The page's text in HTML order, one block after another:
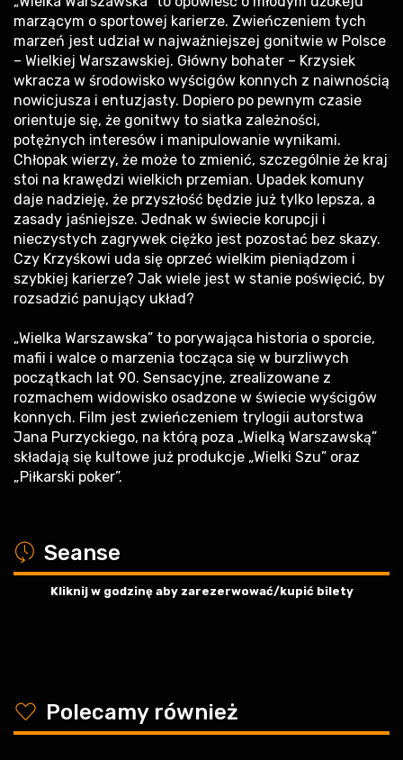
marzącym o sportowej karierze. Zwieńczeniem tych
marzeń jest udział w najważniejszej gonitwie w Polsce
– Wielkiej Warszawskiej. Główny bohater – Krzysiek
wkracza w środowisko wyścigów konnych z naiwnością
nowicjusza i entuzjasty. Dopiero po pewnym czasie
orientuje się, że gonitwy to siatka zależności,
potężnych interesów i manipulowanie wynikami.
Chłopak wierzy, że może to zmienić, szczególnie że kraj
stoi na krawędzi wielkich przemian. Upadek komuny
daje nadzieję, że przyszłość będzie już tylko lepsza, a
zasady jaśniejsze. Jednak w świecie korupcji i
nieczystych zagrywek ciężko jest pozostać bez skazy.
Czy Krzyśkowi uda się oprzeć wielkim pieniądzom i
szybkiej karierze? Jak wiele jest w stanie poświęcić, by
rozsadzić panujący układ?
„Wielka Warszawska” to porywająca historia o sporcie,
mafii i walce o marzenia tocząca się w burzliwych
początkach lat 90. Sensacyjne, zrealizowane z
rozmachem widowisko osadzone w świecie wyścigów
konnych. Film jest zwieńczeniem trylogii autorstwa
Jana Purzyckiego, na którą poza „Wielką Warszawską”
składają się kultowe już produkcje „Wielki Szu” oraz
„Piłkarski poker”.
a Seanse
Kliknij w godzinę aby zarezerwować/kupić bilety
y Polecamy również